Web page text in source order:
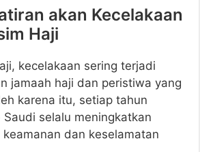
akan Kecelakaan
Haji
kecelakaan sering terjadi
jamaah haji dan peristiwa yang
karena itu, setiap tahun
selalu meningkatkan
dan keselamatan